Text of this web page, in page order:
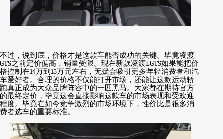
不过，说到底，价格才是这款车能否成功的关键。毕竟凌渡
GTS之前定价偏高，销量受限。现在新款凌渡LGTS如果能把价
格控制在14万到 15万元左右，无疑会吸引更多年轻消费者和汽
车爱好者。合理的价格不仅能打开市场，还能让这款运动轿
跑真正成为大众品牌阵容中的一匹黑马。大家都在期待官方
的最终定价，毕竟这会直接影响这款车的市场表现和受欢迎
程度。毕竟在如今竞争激烈的市场环境下，性价比是很多消
费者选车的重要标准。